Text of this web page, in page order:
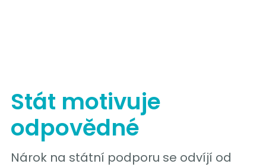
Stát motivuje
odpovědné
Nárok na státní podporu se odvíjí od